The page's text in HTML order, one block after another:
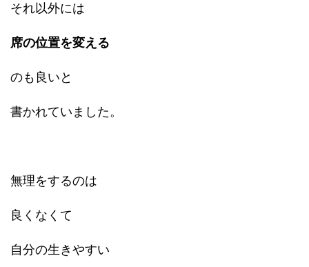
それ以外には
席の位置を変える
のも良いと
書かれていました。
無理をするのは
良くなくて
自分の生きやすい